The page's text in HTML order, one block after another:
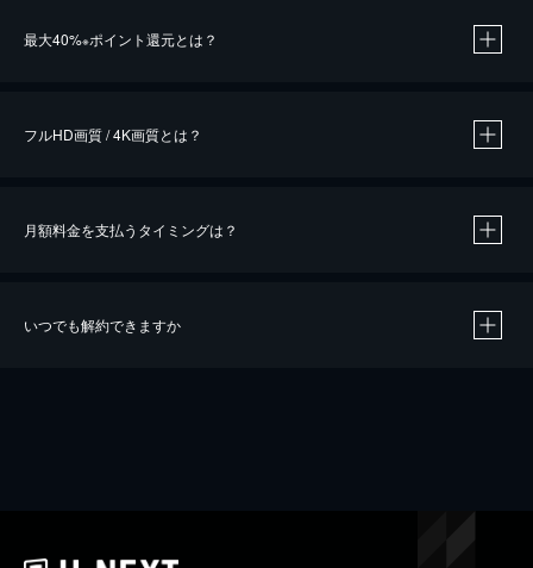
最大40%※ポイント還元とは？
※40％ポイント還元の対象は、クレジットカード決済による作品の購入 / レンタルです。
iOSアプリのUコイン決済による作品の購入 / レンタルは、20％のポイント還元です。
フルHD画質 / 4K画質とは？
月額料金を支払うタイミングは？
いつでも解約できますか